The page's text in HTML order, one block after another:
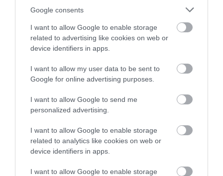
Google consents
I want to allow Google to enable storage
related to advertising like cookies on web or
device identifiers in apps.
I want to allow my user data to be sent to
Google for online advertising purposes.
I want to allow Google to send me
personalized advertising.
I want to allow Google to enable storage
related to analytics like cookies on web or
device identifiers in apps.
I want to allow Google to enable storage
TATA ELBŰVÖLŐ LÁTVÁNYOSSÁGAI,
2026. augusztus 08|Promóció
TÖBB MINT EGY HÓNAP IS LEHET, MIRE
TELJESEN ÚJRAINDUL A P...
2026. augusztus 07